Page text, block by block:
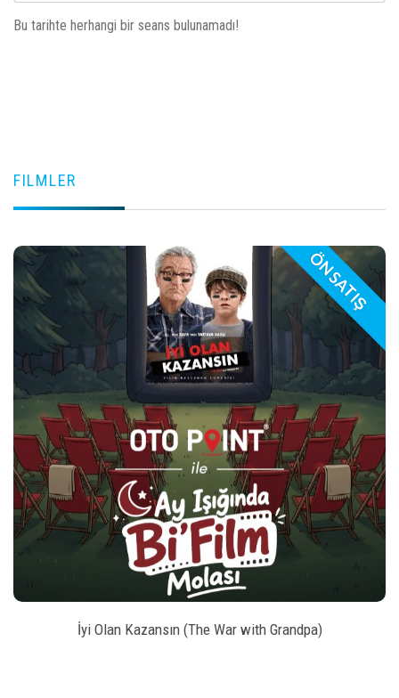
Bu tarihte herhangi bir seans bulunamadı!
FILMLER
play_arrow
style BILET SATIN AL
ÖN SATIŞ
İyi Olan Kazansın (The War with Grandpa)